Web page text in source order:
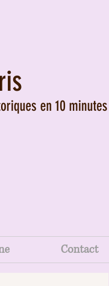
en 10 minutes
Contact